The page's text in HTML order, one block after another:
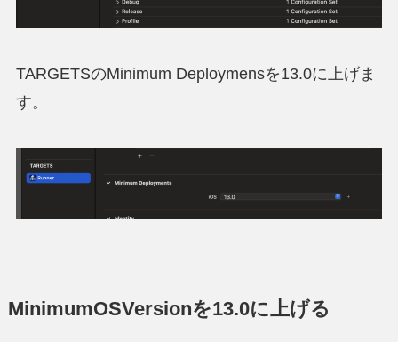
TARGETSのMinimum Deploymensを13.0に上げま
す。
MinimumOSVersionを13.0に上げる